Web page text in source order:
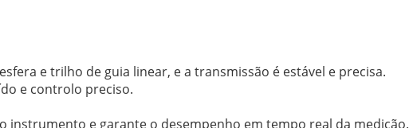
e trilho de guia linear, e a transmissão é estável e precisa.
e controlo preciso.
instrumento e garante o desempenho em tempo real da medição.